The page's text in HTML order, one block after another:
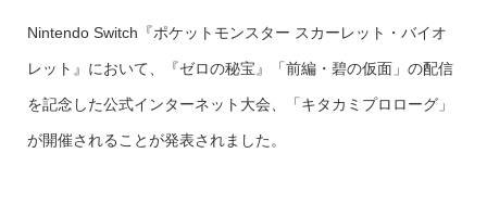
Nintendo Switch『ポケットモンスター スカーレット・バイオ
レット』において、『ゼロの秘宝』「前編・碧の仮面」の配信
を記念した公式インターネット大会、「キタカミプロローグ」
が開催されることが発表されました。